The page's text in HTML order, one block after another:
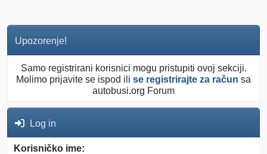
Upozorenje!
Samo registrirani korisnici mogu pristupiti ovoj sekciji.
Molimo prijavite se ispod ili se registrirajte za račun sa
autobusi.org Forum
Log in
Korisničko ime: